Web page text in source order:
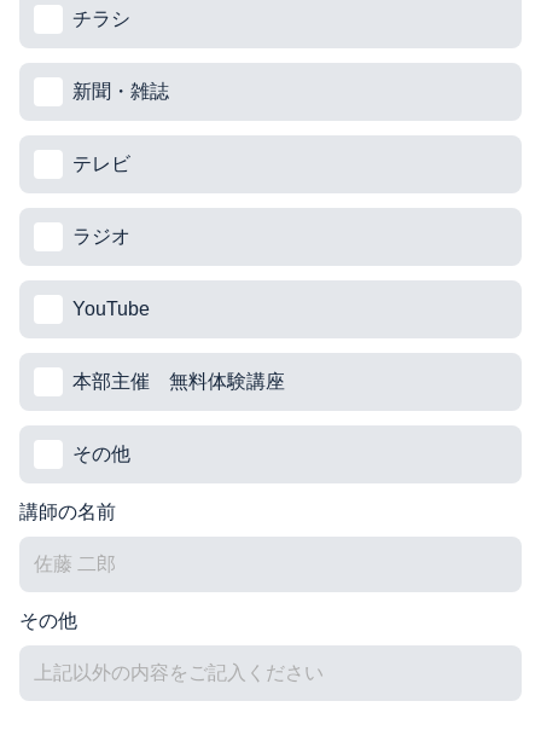
チラシ
新聞・雑誌
テレビ
ラジオ
YouTube
本部主催 無料体験講座
その他
講師の名前
その他